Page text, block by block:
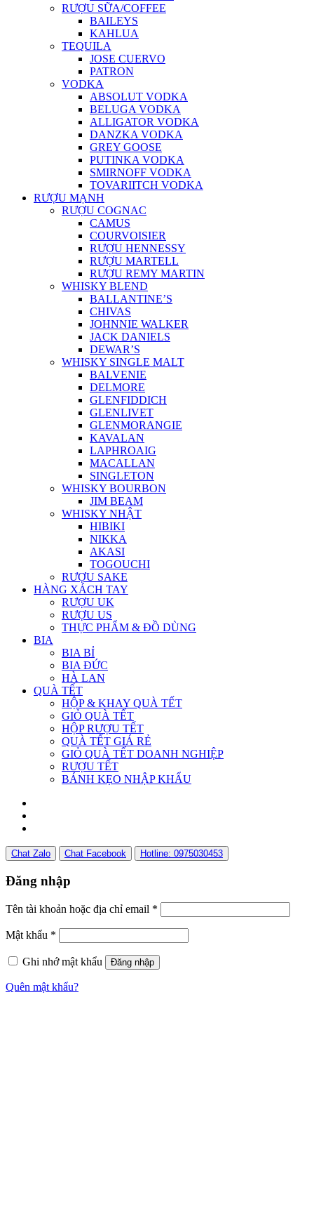
RƯỢU SỮA/COFFEE
BAILEYS
KAHLUA
TEQUILA
JOSE CUERVO
PATRON
VODKA
ABSOLUT VODKA
BELUGA VODKA
ALLIGATOR VODKA
DANZKA VODKA
GREY GOOSE
PUTINKA VODKA
SMIRNOFF VODKA
TOVARIITCH VODKA
RƯỢU MẠNH
RƯỢU COGNAC
CAMUS
COURVOISIER
RƯỢU HENNESSY
RƯỢU MARTELL
RƯỢU REMY MARTIN
WHISKY BLEND
BALLANTINE’S
CHIVAS
JOHNNIE WALKER
JACK DANIELS
DEWAR’S
WHISKY SINGLE MALT
BALVENIE
DELMORE
GLENFIDDICH
GLENLIVET
GLENMORANGIE
KAVALAN
LAPHROAIG
MACALLAN
SINGLETON
WHISKY BOURBON
JIM BEAM
WHISKY NHẬT
HIBIKI
NIKKA
AKASI
TOGOUCHI
RƯỢU SAKE
HÀNG XÁCH TAY
RƯỢU UK
RƯỢU US
THỰC PHẨM & ĐỒ DÙNG
BIA
BIA BỈ
BIA ĐỨC
HÀ LAN
QUÀ TẾT
HỘP & KHAY QUÀ TẾT
GIỎ QUÀ TẾT
HỘP RƯỢU TẾT
QUÀ TẾT GIÁ RẺ
GIỎ QUÀ TẾT DOANH NGHIỆP
RƯỢU TẾT
BÁNH KẸO NHẬP KHẨU
Chat Zalo Chat Facebook Hotline: 0975030453
Đăng nhập
Tên tài khoản hoặc địa chỉ email *
Mật khẩu *
Ghi nhớ mật khẩu Đăng nhập
Quên mật khẩu?